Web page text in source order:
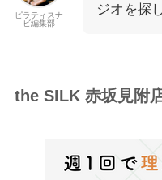
ピラティスナ
ビ編集部
ジオを探
the SILK 赤坂見附